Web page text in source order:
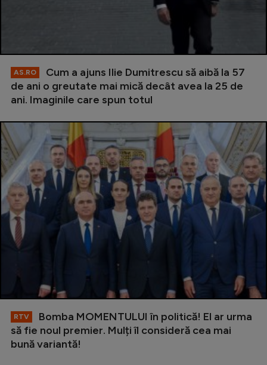
AS.RO
Cum a ajuns Ilie Dumitrescu să aibă la 57
de ani o greutate mai mică decât avea la 25 de
ani. Imaginile care spun totul
RTV
Bomba MOMENTULUI în politică! El ar urma
să fie noul premier. Mulți îl consideră cea mai
bună variantă!